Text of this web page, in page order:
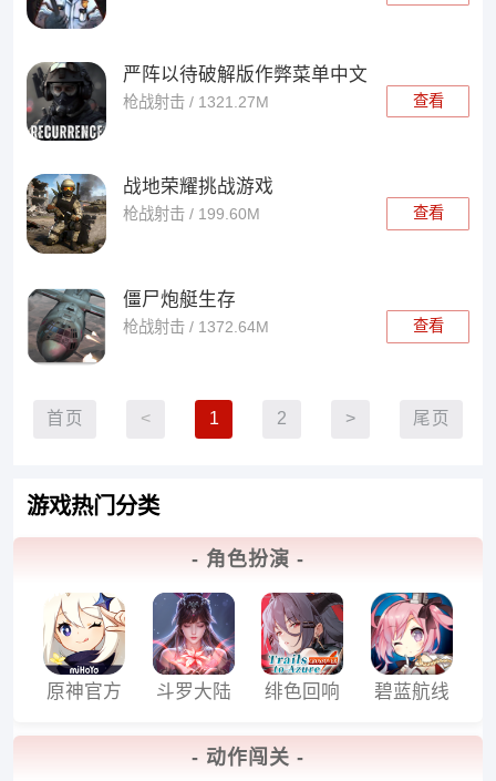
严阵以待破解版作弊菜单中文
枪战射击 / 1321.27M 查看
战地荣耀挑战游戏
枪战射击 / 199.60M 查看
僵尸炮艇生存
枪战射击 / 1372.64M 查看
首页 < 1 2 > 尾页
游戏热门分类
- 角色扮演 -
原神官方
斗罗大陆
测试服
绯色回响
碧蓝航线
- 动作闯关 -